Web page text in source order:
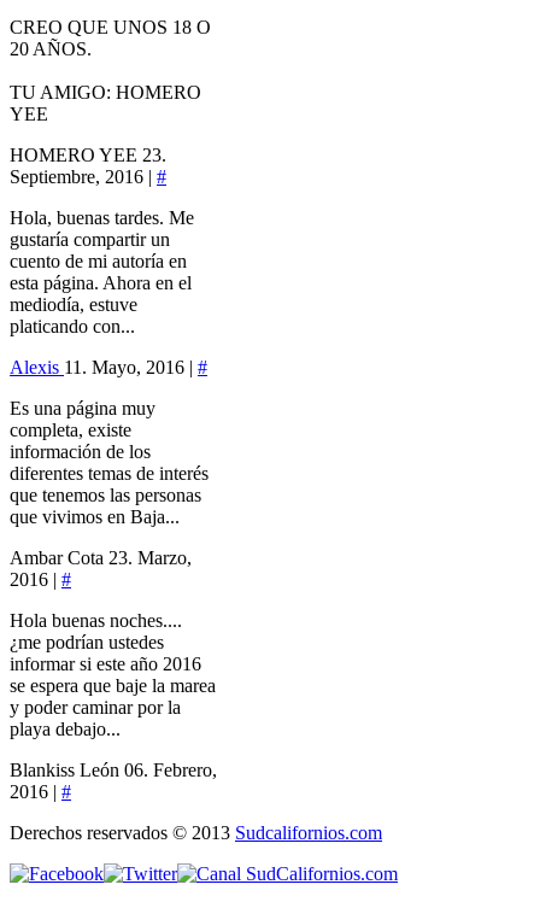
CREO QUE UNOS 18 O
20 AÑOS.
TU AMIGO: HOMERO
YEE
HOMERO YEE 23.
Septiembre, 2016 | #
Hola, buenas tardes. Me
gustaría compartir un
cuento de mi autoría en
esta página. Ahora en el
mediodía, estuve
platicando con...
Alexis 11. Mayo, 2016 | #
Es una página muy
completa, existe
información de los
diferentes temas de interés
que tenemos las personas
que vivimos en Baja...
Ambar Cota 23. Marzo,
2016 | #
Hola buenas noches....
¿me podrían ustedes
informar si este año 2016
se espera que baje la marea
y poder caminar por la
playa debajo...
Blankiss León 06. Febrero,
2016 | #
Derechos reservados © 2013 Sudcalifornios.com